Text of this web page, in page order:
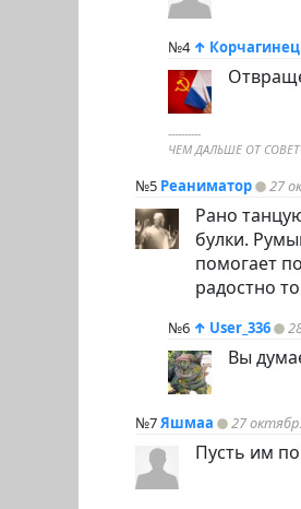
№4 ↑ Корчагинец
----------
ЧЕМ ДАЛЬШЕ ОТ
№5 Реаниматор 27
Рано
булки.
помогает
радостно
№6 ↑ User_336
Вы
№7Яшмаа 27
Пусть им